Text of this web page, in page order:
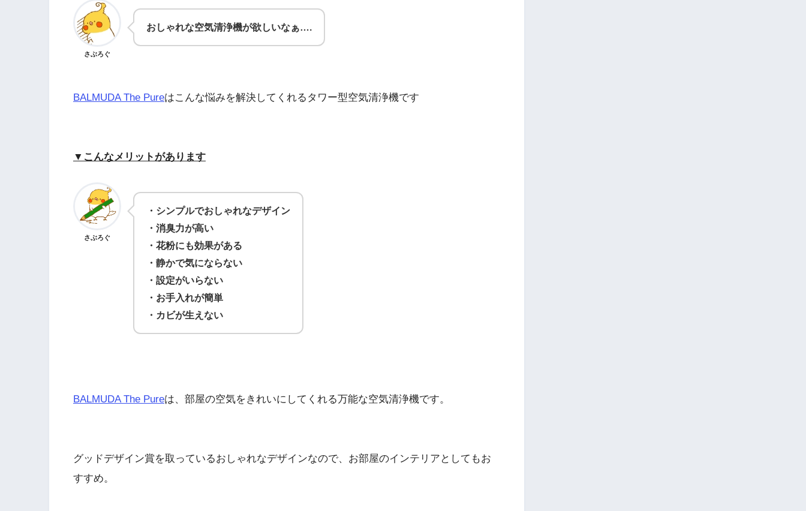
さぶろぐ
おしゃれな空気清浄機が欲しいなぁ….
BALMUDA The Pureはこんな悩みを解決してくれるタワー型空気清浄機です
▼こんなメリットがあります
さぶろぐ
・シンプルでおしゃれなデザイン
・消臭力が高い
・花粉にも効果がある
・静かで気にならない
・設定がいらない
・お手入れが簡単
・カビが生えない
BALMUDA The Pureは、部屋の空気をきれいにしてくれる万能な空気清浄機です。
グッドデザイン賞を取っているおしゃれなデザインなので、お部屋のインテリアとしてもお
すすめ。